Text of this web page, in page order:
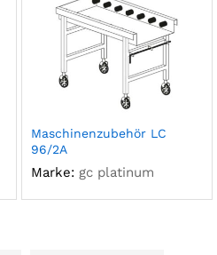
Maschinenzubehör LC
96/2A
Marke: gc platinum